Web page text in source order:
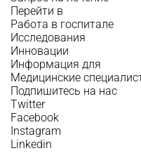
Перейти в
Работа в госпитале
Исследования
Инновации
Информация для
Медицинские
Подпишитесь на нас
Twitter
Facebook
Instagram
Linkedin